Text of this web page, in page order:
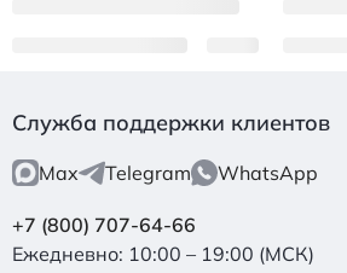
Служба поддержки клиентов
Max Telegram WhatsApp
+7 (800) 707-64-66
Ежедневно: 10:00 – 19:00 (МСК)